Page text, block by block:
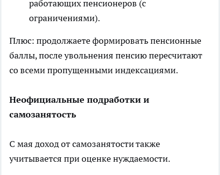
работающих пенсионеров (с
ограничениями).
Плюс: продолжаете формировать пенсионные
баллы, после увольнения пенсию пересчитают
со всеми пропущенными индексациями.
Неофициальные подработки и
самозанятость
С мая доход от самозанятости также
учитывается при оценке нуждаемости.